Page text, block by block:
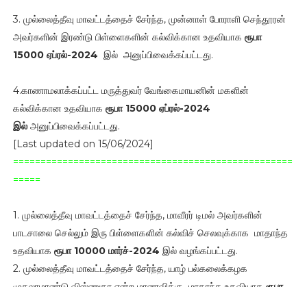
3. முல்லைத்தீவு மாவட்டத்தைச் சேர்ந்த, முன்னாள் போராளி செந்தூரன்
அவர்களின் இரண்டு பிள்ளைகளின் கல்விக்கான உதவியாக ரூபா
15000 ஏப்ரல்-2024 இல் அனுப்பிவைக்கப்பட்டது.
4.காணாமலாக்கப்பட்ட மருத்துவர் வேங்கைமாயனின் மகளின்
கல்விக்கான உதவியாக ரூபா 15000 ஏப்ரல்-2024
இல் அனுப்பிவைக்கப்பட்டது.
[Last updated on 15/06/2024]
===================================================
=====
1. முல்லைத்தீவு மாவட்டத்தைச் சேர்ந்த, மாவீரர் டிமல் அவர்களின்
பாடசாலை செல்லும் இரு பிள்ளைகளின் கல்விச் செலவுக்காக மாதாந்த
உதவியாக ரூபா 10000 மார்ச்-2024 இல் வழங்கப்பட்டது.
2. முல்லைத்தீவு மாவட்டத்தைச் சேர்ந்த, யாழ் பல்கலைக்கழக